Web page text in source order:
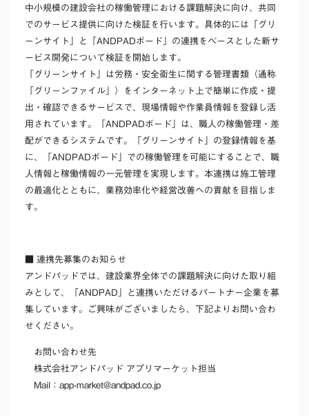
中小規模の建設会社の稼働管理における課題解決に向け、共同
でのサービス提供に向けた検証を行います。具体的には「グリ
ーンサイト」と「ANDPADボード」の連携をベースとした新サ
ービス開発について検証を開始します。
「グリーンサイト」は労務・安全衛生に関する管理書類（通称
「グリーンファイル」）をインターネット上で簡単に作成・提
出・確認できるサービスで、現場情報や作業員情報を登録し活
用されています。「ANDPADボード」は、職人の稼働管理・差
配ができるシステムです。「グリーンサイト」の登録情報を基
に、「ANDPADボード」での稼働管理を可能にすることで、職
人情報と稼働情報の一元管理を実現します。本連携は施工管理
の最適化とともに、業務効率化や経営改善への貢献を目指しま
す。
■ 連携先募集のお知らせ
アンドパッドでは、建設業界全体での課題解決に向けた取り組
みとして、「ANDPAD」と連携いただけるパートナー企業を募
集しています。ご興味がございましたら、下記よりお問い合わ
せください。
お問い合わせ先
株式会社アンドパッド アプリマーケット担当
Mail：app-market@andpad.co.jp